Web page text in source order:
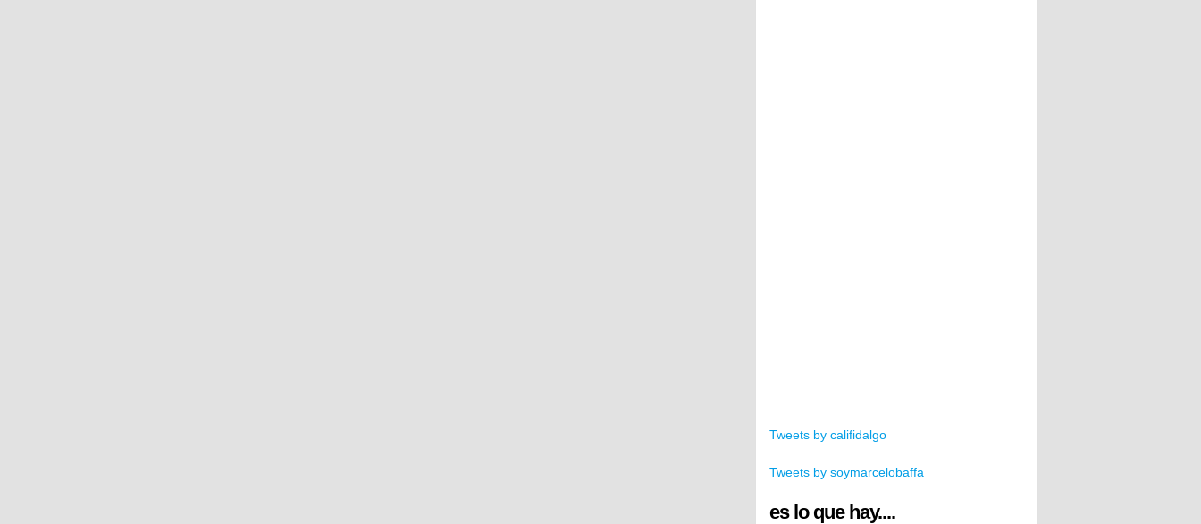
Tweets by califidalgo
Tweets by soymarcelobaffa
es lo que hay....